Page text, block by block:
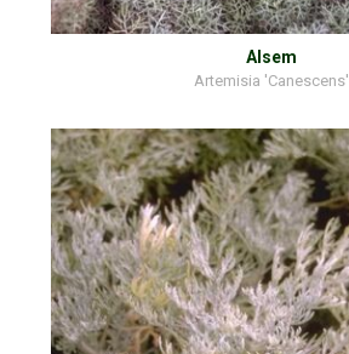
Alsem
Artemisia 'Canescens'